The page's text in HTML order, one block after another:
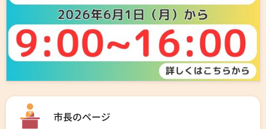
市長のページ